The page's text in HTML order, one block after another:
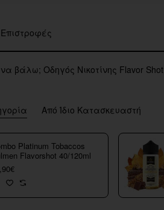
βάλω; Οδηγός Νικοτίνης Flavor Shot
Από Ίδιο Κατασκευαστή
Platinum Tobaccos
Flavorshot 40/120ml